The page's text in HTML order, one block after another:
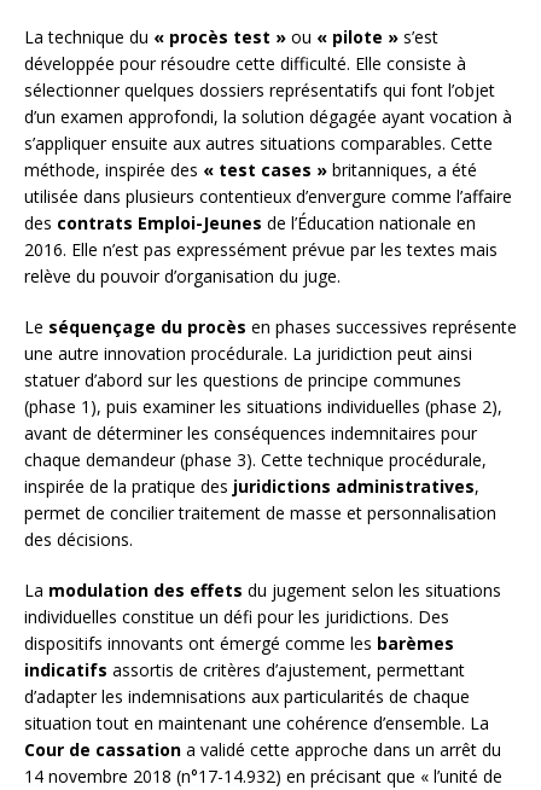
La technique du « procès test » ou « pilote » s’est
développée pour résoudre cette difficulté. Elle consiste à
sélectionner quelques dossiers représentatifs qui font l’objet
d’un examen approfondi, la solution dégagée ayant vocation à
s’appliquer ensuite aux autres situations comparables. Cette
méthode, inspirée des « test cases » britanniques, a été
utilisée dans plusieurs contentieux d’envergure comme l’affaire
des contrats Emploi-Jeunes de l’Éducation nationale en
2016. Elle n’est pas expressément prévue par les textes mais
relève du pouvoir d’organisation du juge.
Le séquençage du procès en phases successives représente
une autre innovation procédurale. La juridiction peut ainsi
statuer d’abord sur les questions de principe communes
(phase 1), puis examiner les situations individuelles (phase 2),
avant de déterminer les conséquences indemnitaires pour
chaque demandeur (phase 3). Cette technique procédurale,
inspirée de la pratique des juridictions administratives,
permet de concilier traitement de masse et personnalisation
des décisions.
La modulation des effets du jugement selon les situations
individuelles constitue un défi pour les juridictions. Des
dispositifs innovants ont émergé comme les barèmes
indicatifs assortis de critères d’ajustement, permettant
d’adapter les indemnisations aux particularités de chaque
situation tout en maintenant une cohérence d’ensemble. La
Cour de cassation a validé cette approche dans un arrêt du
14 novembre 2018 (n°17-14.932) en précisant que « l’unité de